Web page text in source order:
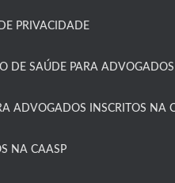
PRIVACIDADE
DE SAÚDE PARA
ADVOGADOS INSCRITOS NA
NA CAASP​